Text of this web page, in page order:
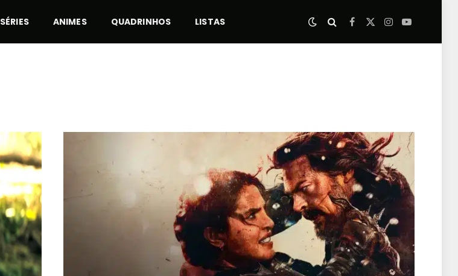
SÉRIES ANIMES QUADRINHOS LISTAS Facebook
X
Instagram
YouTube